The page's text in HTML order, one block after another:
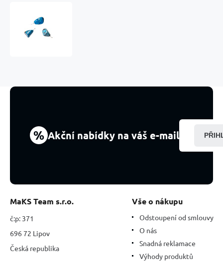
3
duchovní
kámen
% Akční nabídky na váš e-mail
MaKS Team s.r.o.
č:p: 371
696 72 Lipov
Česká republika
Vše o nákupu
Odstoupení od smlouvy
O nás
Snadná reklamace
Výhody produktů